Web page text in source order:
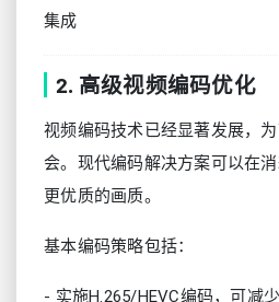
集成
2. 高级视频编码优化
视频编码技术已经显著发展，
会。现代编码解决方案可以在
更优质的画质。
基本编码策略包括：
- 实施H.265/HEVC编码，可减